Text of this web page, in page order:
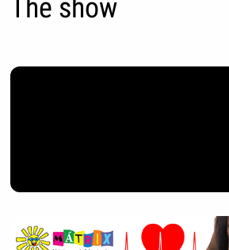
The show